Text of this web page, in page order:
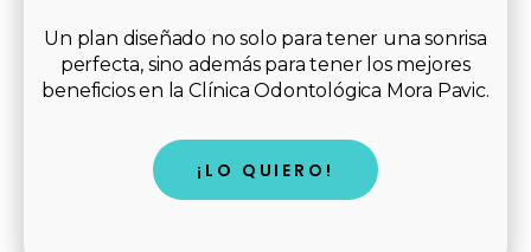
Un plan diseñado no solo para tener una sonrisa
perfecta, sino además para tener los mejores
beneficios en la Clínica Odontológica Mora Pavic.
¡LO QUIERO!